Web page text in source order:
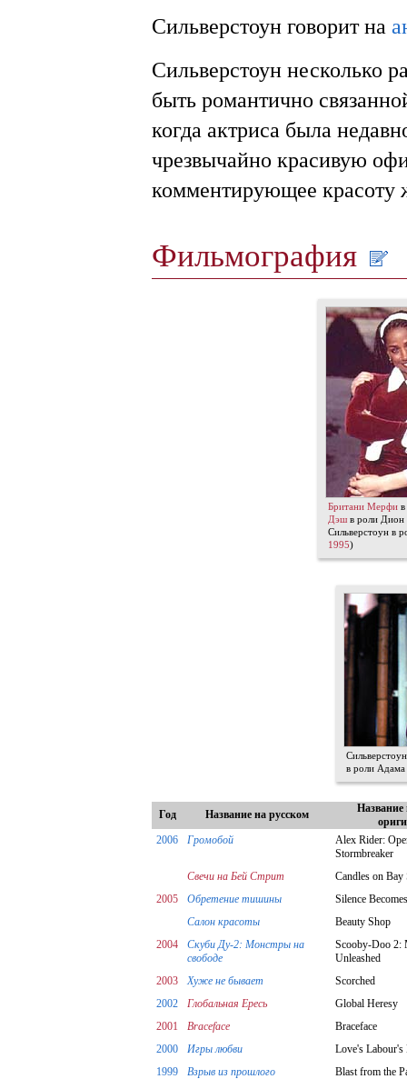
Сильверстоун говорит на
Сильверстоун несколько
быть романтично
когда актриса была
чрезвычайно красивую
комментирующее
Фильмография
Британи Мерфи
Дэш в роли
Сильверстоун в
1995)
в роли
Год Название на русском
Название
2006
Громобой
Alex Rider:
Stormbreaker
Свечи на Бей Стрит
Candles on Bay
2005
Обретение тишины
Silence
Салон красоты
Beauty Shop
2004
Скуби Ду-2: Монстры на
свободе
Scooby-Doo 2:
Unleashed
2003
Хуже не бывает
Scorched
2002
Глобальная Ересь
Global Heresy
2001
Braceface
Braceface
2000
Игры любви
Love's Labour's
1999
Взрыв из прошлого Blast from the